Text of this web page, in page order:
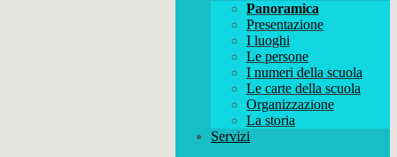
Panoramica
Presentazione
I luoghi
Le persone
I numeri della scuola
Le carte della scuola
Organizzazione
La storia
Servizi